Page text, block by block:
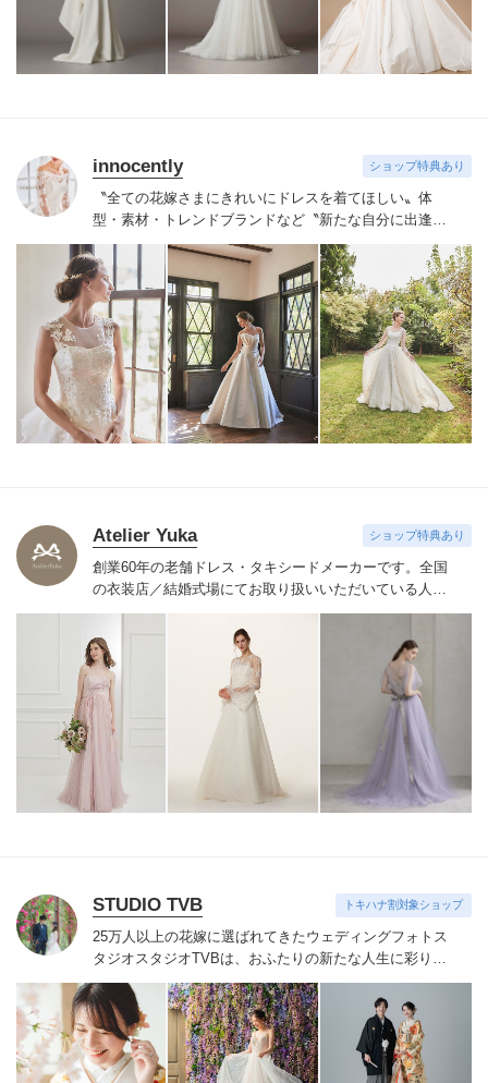
innocently ショップ特典あり
〝全ての花嫁さまにきれいにドレスを着てほしい〟 体
型・素材・トレンドブランドなど〝新たな自分に出逢え
る〟幅広いラインナップが揃うinnocently。
素材・デザイ
ンにこだわったオリジナルドレスは3～23号まで展開。
国内外の有名デザイナーズドレスも多数取扱っており、
NYやミラノ・バルセロナからセレクトされたインポート
ドレスは全て日本人花嫁向けにサイズ調整。さらに和装
は1903年創業からの伝統を受け継がれている厳選された
お着物や現代の薫りをちりばめた艶やかなコレクショ
ン。すべての花嫁さまへ後悔しないお衣裳選びをお手伝
いさせて頂きます。
Atelier Yuka ショップ特典あり
創業60年の老舗ドレス・タキシードメーカーです。 全国
の衣装店／結婚式場にてお取り扱いいただいている人気
ドレスをどれでもお好きに選んで新郎新婦に直接お貸出
STUDIO TVB トキハナ割対象ショップ
25万人以上の花嫁に選ばれてきたウェディングフォトス
タジオスタジオTVBは、おふたりの新たな人生に彩りを
添える“最高のウェディングフォト”のお手伝いをさせて
いただきます。1枚の写真のチカラを信じて